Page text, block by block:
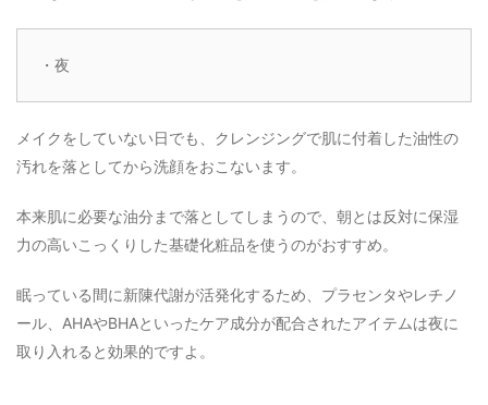
・夜
メイクをしていない日でも、クレンジングで肌に付着した油性の
汚れを落としてから洗顔をおこないます。
本来肌に必要な油分まで落としてしまうので、朝とは反対に保湿
力の高いこっくりした基礎化粧品を使うのがおすすめ。
眠っている間に新陳代謝が活発化するため、プラセンタやレチノ
ール、AHAやBHAといったケア成分が配合されたアイテムは夜に
取り入れると効果的ですよ。